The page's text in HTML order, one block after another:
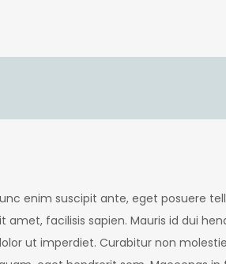
enim suscipit ante, eget posuere
facilisis sapien. Mauris id dui
ut imperdiet. Curabitur non